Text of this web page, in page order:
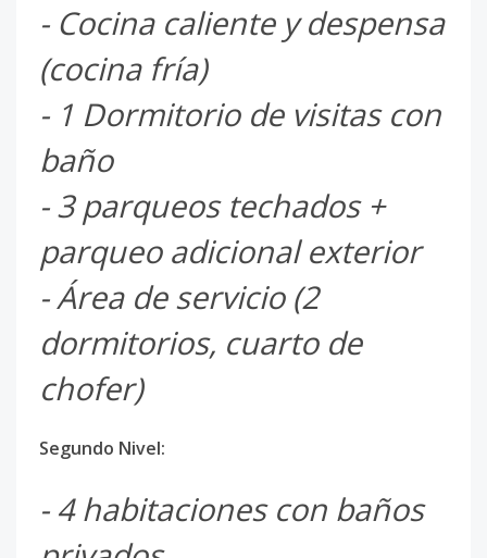
- Cocina caliente y despensa
(cocina fría)
- 1 Dormitorio de visitas con
baño
- 3 parqueos techados +
parqueo adicional exterior
- Área de servicio (2
dormitorios, cuarto de
chofer)
Segundo Nivel:
- 4 habitaciones con baños